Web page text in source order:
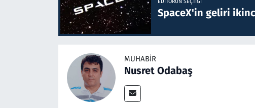
SpaceX'in geliri
MUHABIR
Nusret Odabaş